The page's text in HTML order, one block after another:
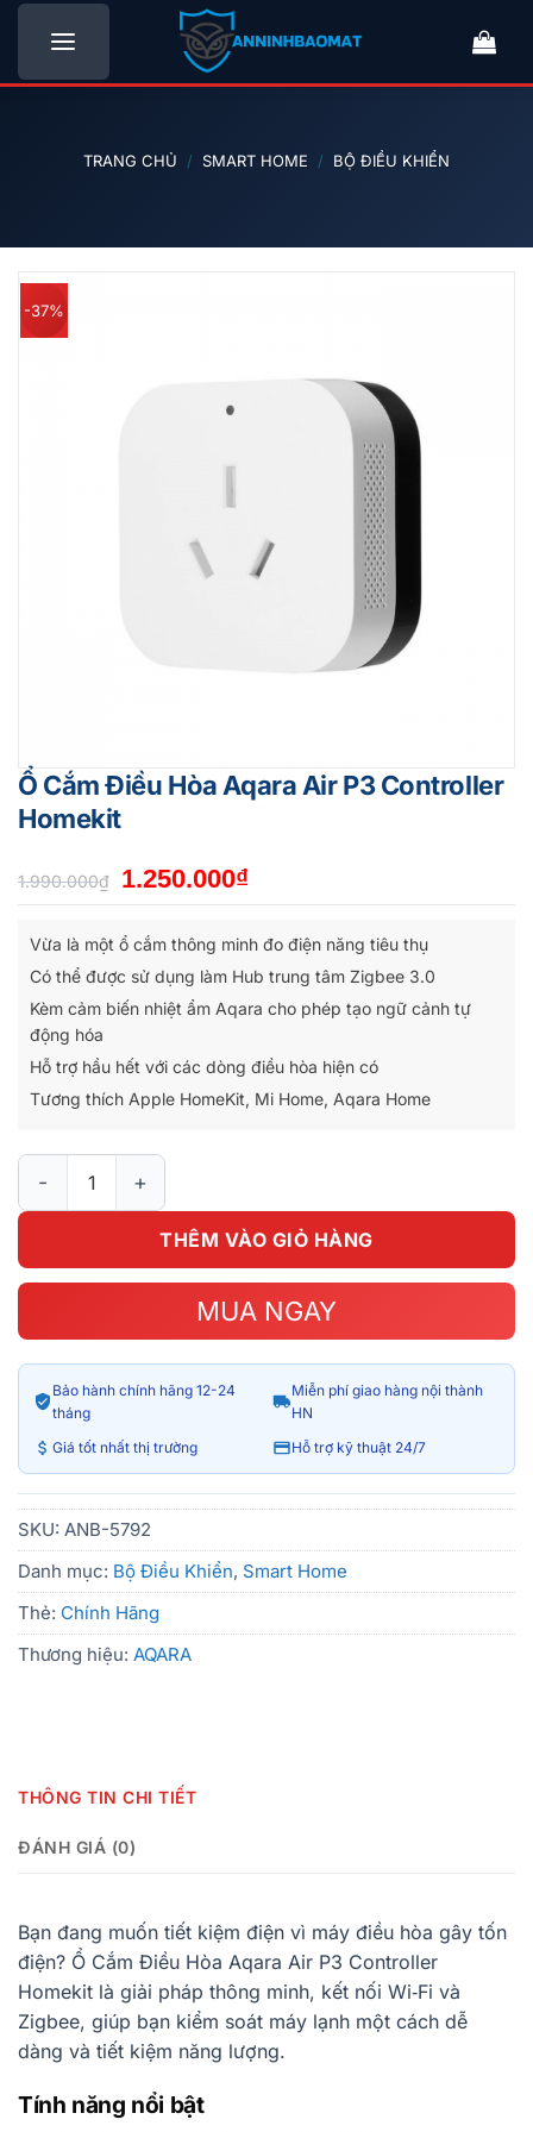
Bỏ
nội
TRANG CHỦ / SMART HOME / BỘ ĐIỀU KHIỂN
-37%
Ổ Cắm Điều Hòa Aqara Air P3 Controller
Homekit
1.990.000₫
Giá
gốc
là:
1.990.000₫.
1.250.000₫Giá
hiện
tại
là:
1.250.000₫.
Vừa là một ổ cắm thông minh đo điện năng tiêu thụ
Có thể được sử dụng làm Hub trung tâm Zigbee 3.0
Kèm cảm biến nhiệt ẩm Aqara cho phép tạo ngữ cảnh tự
động hóa
Hỗ trợ hầu hết với các dòng điều hòa hiện có
Tương thích Apple HomeKit, Mi Home, Aqara Home
THÊM VÀO GIỎ HÀNG
MUA NGAY
Bảo hành chính hãng 12-24
tháng
Miễn phí giao hàng nội thành
HN
Giá tốt nhất thị trường
Hỗ trợ kỹ thuật 24/7
SKU: ANB-5792
Danh mục: Bộ Điều Khiển, Smart Home
Thẻ: Chính Hãng
Thương hiệu: AQARA
THÔNG TIN CHI TIẾT
ĐÁNH GIÁ (0)
Bạn đang muốn tiết kiệm điện vì máy điều hòa gây tốn
điện? Ổ Cắm Điều Hòa Aqara Air P3 Controller
Homekit là giải pháp thông minh, kết nối Wi‑Fi và
Zigbee, giúp bạn kiểm soát máy lạnh một cách dễ
dàng và tiết kiệm năng lượng.
Tính năng nổi bật